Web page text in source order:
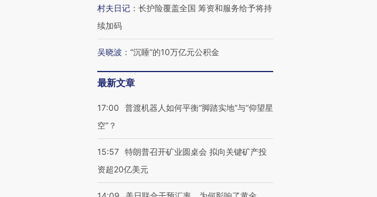
村夫日记 ： 长护险覆盖全国 筹资和服务给予将持
续加码
吴晓波 ： “沉睡”的10万亿元公积金
最新文章
17:00
普渡机器人如何平衡“脚踏实地”与“仰望星
空”？
15:57 特朗普召开矿业圆桌会 拟向关键矿产投
资超20亿美元